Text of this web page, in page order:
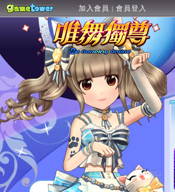
加入會員 | 會員登入